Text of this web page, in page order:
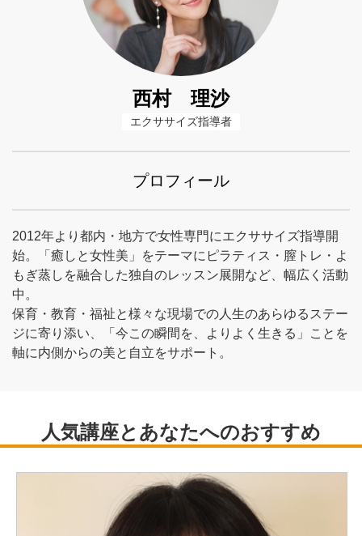
西村 理沙
エクササイズ指導者
プロフィール
2012年より都内・地方で女性専門にエクササイズ指導開
始。「癒しと女性美」をテーマにピラティス・膣トレ・よ
もぎ蒸しを融合した独自のレッスン展開など、幅広く活動
中。
保育・教育・福祉と様々な現場での人生のあらゆるステー
ジに寄り添い、「今この瞬間を、よりよく生きる」ことを
軸に内側からの美と自立をサポート。